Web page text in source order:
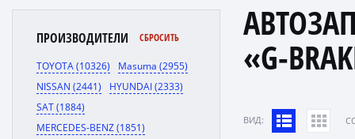
ПРОИЗВОДИТЕЛИ СБРОСИТЬ
TOYOTA (10326)
Masuma (2955)
NISSAN (2441)
HYUNDAI (2333)
SAT (1884)
MERCEDES-BENZ (1851)
«G-
ВИД: